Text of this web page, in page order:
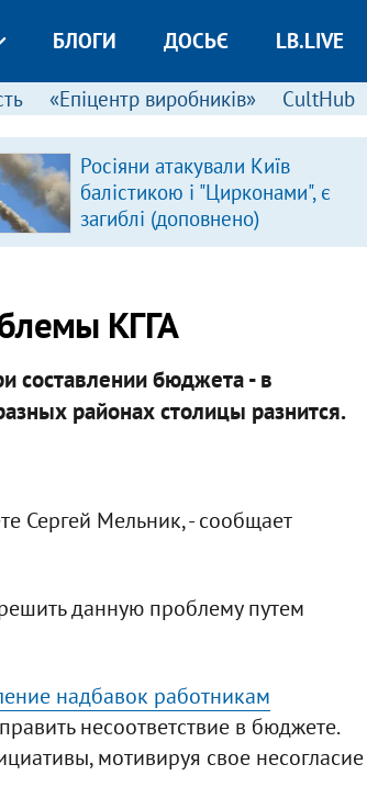
БЛОГИ ДОСЬЄ LB.LIVE
«Епіцентр виробників» CultHub
Росіяни атакували Київ
балістикою і "Цирконами", є
загиблі (доповнено)
КГГА
составлении бюджета - в
районах столицы разнится.
Сергей Мельник, - сообщает
данную проблему путем
надбавок работникам
несоответствие в бюджете.
мотивируя свое несогласие